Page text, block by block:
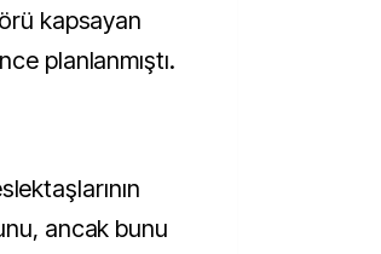
kapsayan
planlanmıştı.
ancak bunu